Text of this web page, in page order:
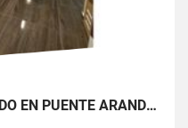
APARTAMENTO EN ARRIENDO EN PUENTE ARANDA PRIMAVERA 6-39